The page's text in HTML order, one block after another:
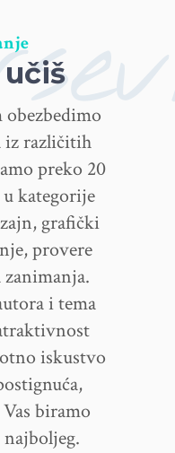
obezbedimo
iz različitih
preko 20
kategorije
grafički
provere
zanimanja.
i tema
iskustvo
biramo